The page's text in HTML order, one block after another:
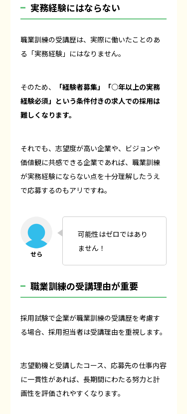
実務経験にはならない
職業訓練の受講歴は、実際に働いたことのあ
る「実務経験」にはなりません。
そのため、
「経験者募集」「○年以上の実務
経験必須」という条件付きの求人での採用は
難しくなります。
それでも、志望度が高い企業や、ビジョンや
価値観に共感できる企業であれば、職業訓練
が実務経験にならない点を十分理解したうえ
で応募するのもアリですね。
可能性はゼロではあり
ません！
職業訓練の受講理由が重要
採用試験で企業が職業訓練の受講歴を考慮す
る場合、採用担当者は受講理由を重視します。
志望動機と受講したコース、応募先の仕事内容
に一貫性があれば、長期間にわたる努力と計
画性を評価されやすくなります。